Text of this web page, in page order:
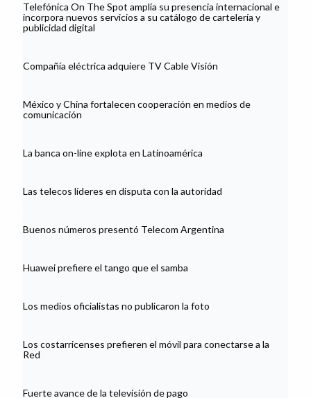
Telefónica On The Spot amplía su presencia internacional e
incorpora nuevos servicios a su catálogo de cartelería y
publicidad digital
Compañía eléctrica adquiere TV Cable Visión
México y China fortalecen cooperación en medios de
comunicación
La banca on-line explota en Latinoamérica
Las telecos líderes en disputa con la autoridad
Buenos números presentó Telecom Argentina
Huawei prefiere el tango que el samba
Los medios oficialistas no publicaron la foto
Los costarricenses prefieren el móvil para conectarse a la
Red
Fuerte avance de la televisión de pago